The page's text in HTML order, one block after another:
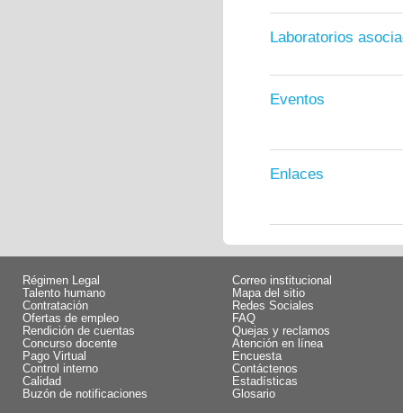
Laboratorios
Eventos
Enlaces
Régimen Legal
Talento humano
Contratación
Ofertas de empleo
Rendición de cuentas
Concurso docente
Pago Virtual
Control interno
Calidad
Buzón de notificaciones
Correo institucional
Mapa del sitio
Redes Sociales
FAQ
Quejas y reclamos
Atención en línea
Encuesta
Contáctenos
Estadísticas
Glosario